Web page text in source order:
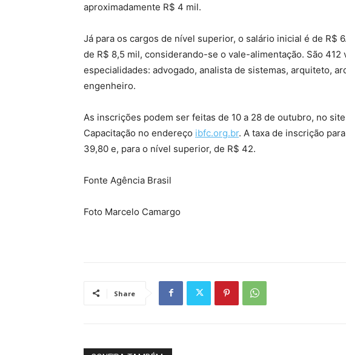
aproximadamente R$ 4 mil.
Já para os cargos de nível superior, o salário inicial é de R$
de R$ 8,5 mil, considerando-se o vale-alimentação. São
especialidades: advogado, analista de sistemas, arquiteto,
engenheiro.
As inscrições podem ser feitas de 10 a 28 de outubro, no
Capacitação no endereço ibfc.org.br. A taxa de inscrição
39,80 e, para o nível superior, de R$ 42.
Fonte Agência Brasil
Foto Marcelo Camargo
Share